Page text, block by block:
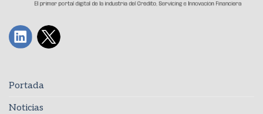
Portada
Noticias